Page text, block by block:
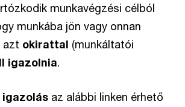
munkavégzési célból
munkába jön vagy onnan
azt okirattal (munkáltatói
igazolnia.
az alábbi linken érhető